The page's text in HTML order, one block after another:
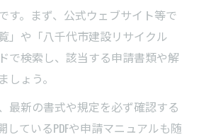
す。まず、公式ウェブサイト等で
」や「八千代市建設リサイクル
で検索し、該当する申請書類や解
しょう。
最新の書式や規定を必ず確認する
しているPDFや申請マニュアルも随